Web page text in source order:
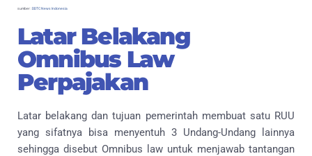
sumber :DDTC News Indonesia
Latar Belakang
Omnibus Law
Perpajakan
Latar belakang dan tujuan pemerintah membuat satu RUU
yang sifatnya bisa menyentuh 3 Undang-Undang lainnya
sehingga disebut Omnibus law untuk menjawab tantangan